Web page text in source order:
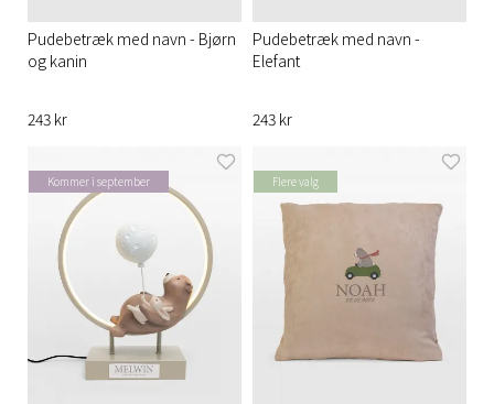
Pudebetræk med navn - Bjørn
og kanin
243 kr
Pudebetræk med navn -
Elefant
243 kr
Kommer i september Flere valg